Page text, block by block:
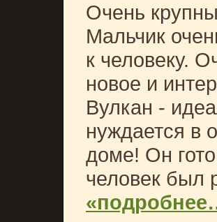
Очень
Мальчик
к человеку.
новое и
Вулкан -
нуждается в
доме! Он
человек был